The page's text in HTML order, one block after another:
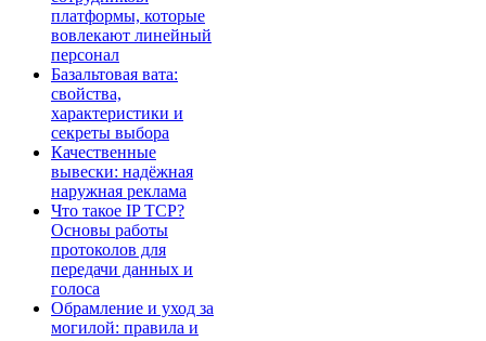
платформы, которые
вовлекают линейный
персонал
Базальтовая вата:
свойства,
характеристики и
секреты выбора
Качественные
вывески: надёжная
наружная реклама
Что такое IP TCP?
Основы работы
протоколов для
передачи данных и
голоса
Обрамление и уход за
могилой: правила и